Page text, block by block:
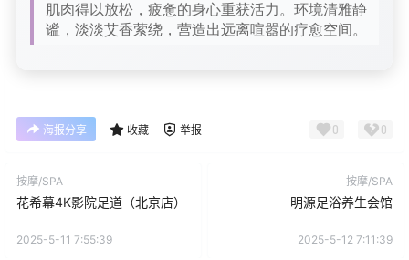
肌肉得以放松，疲惫的身心重获活力。环境清雅静
谧，淡淡艾香萦绕，营造出远离喧嚣的疗愈空间。
海报分享 收藏 举报 0 0
按摩/SPA
花希幕4K影院足道（北京店）
2025-5-11 7:55:39
按摩/SPA
明源足浴养生会馆
2025-5-12 7:11:39